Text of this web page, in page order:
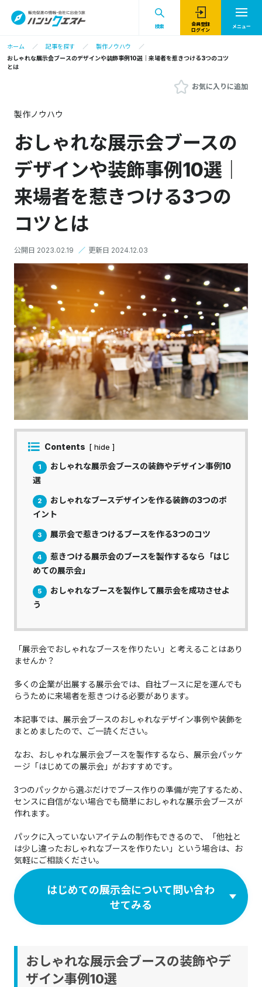
検索
会員登録
ログイン
メニュー
ホーム 記事を探す
製作ノウハウ
おしゃれな展示会ブースのデザインや装飾事例10選｜来場者を惹きつける3つのコツ
とは
お気に入りに追加
製作ノウハウ
おしゃれな展示会ブースの
デザインや装飾事例10選｜
来場者を惹きつける3つの
コツとは
公開日 2023.02.19 ／ 更新日 2024.12.03
Contents [ hide ]
1
おしゃれな展示会ブースの装飾やデザイン事例10
選
2
おしゃれなブースデザインを作る装飾の3つのポ
イント
3 展示会で惹きつけるブースを作る3つのコツ
4
惹きつける展示会のブースを製作するなら「はじ
めての展示会」
5
おしゃれなブースを製作して展示会を成功させよ
う
「展示会でおしゃれなブースを作りたい」と考えることはあり
ませんか？
多くの企業が出展する展示会では、自社ブースに足を運んでも
らうために来場者を惹きつける必要があります。
本記事では、展示会ブースのおしゃれなデザイン事例や装飾を
まとめましたので、ご一読ください。
なお、おしゃれな展示会ブースを製作するなら、展示会パッケ
ージ「はじめての展示会」がおすすめです。
3つのパックから選ぶだけでブース作りの準備が完了するため、
センスに自信がない場合でも簡単におしゃれな展示会ブースが
作れます。
パックに入っていないアイテムの制作もできるので、「他社と
は少し違ったおしゃれなブースを作りたい」という場合は、お
気軽にご相談ください。​​​​​​​
はじめての展示会について問い合わ
せてみる
おしゃれな展示会ブースの装飾やデ
ザイン事例10選